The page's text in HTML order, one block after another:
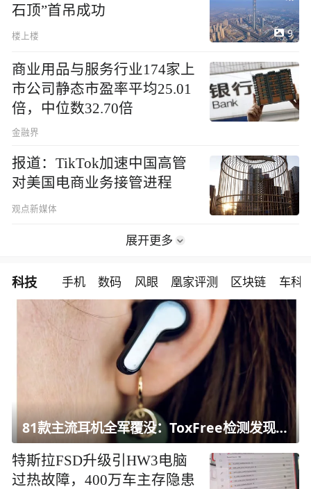
石顶”首吊成功
楼上楼 9
商业用品与服务行业174家上
市公司静态市盈率平均25.01
倍，中位数32.70倍
金融界
报道：TikTok加速中国高管
对美国电商业务接管进程
观点新媒体
展开更多
科技 手机 数码 风眼 凰家评测 区块链 车科
81款主流耳机全军覆没：ToxFree检测发现均含对人体有害化学物质
特斯拉FSD升级引HW3电脑
过热故障，400万车主存隐患